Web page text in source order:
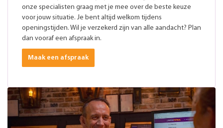
onze specialisten graag met je mee over de beste keuze
voor jouw situatie. Je bent altijd welkom tijdens
openingstijden. Wil je verzekerd zijn van alle aandacht? Plan
dan vooraf een afspraak in.
Maak een afspraak